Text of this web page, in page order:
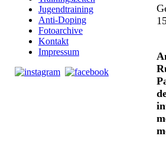
Jugendtraining
Anti-Doping
Fotoarchive
Kontakt
Impressum